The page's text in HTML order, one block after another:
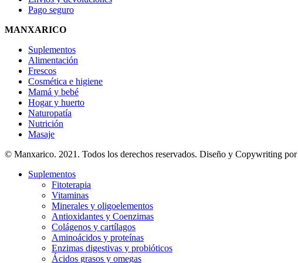
Pago seguro
MANXARICO
Suplementos
Alimentación
Frescos
Cosmética e higiene
Mamá y bebé
Hogar y huerto
Naturopatía
Nutrición
Masaje
© Manxarico. 2021. Todos los derechos reservados. Diseño y Copywriting por
Suplementos
Fitoterapia
Vitaminas
Minerales y oligoelementos
Antioxidantes y Coenzimas
Colágenos y cartílagos
Aminoácidos y proteínas
Enzimas digestivas y probióticos
Ácidos grasos y omegas